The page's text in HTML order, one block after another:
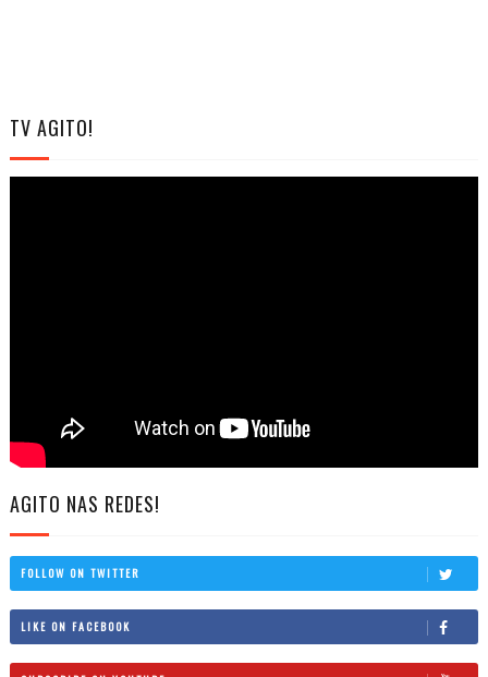
TV AGITO!
AGITO NAS REDES!
FOLLOW ON TWITTER
LIKE ON FACEBOOK